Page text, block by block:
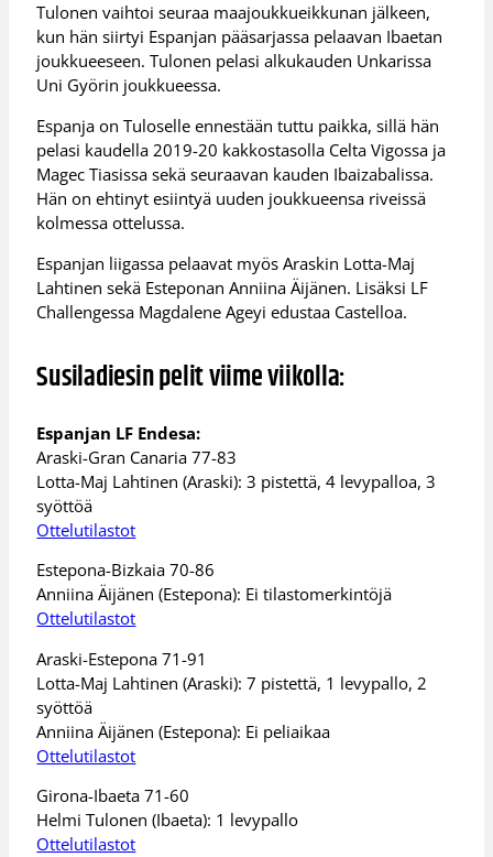
Tulonen vaihtoi seuraa maajoukkueikkunan jälkeen,
kun hän siirtyi Espanjan pääsarjassa pelaavan Ibaetan
joukkueeseen. Tulonen pelasi alkukauden Unkarissa
Uni Györin joukkueessa.
Espanja on Tuloselle ennestään tuttu paikka, sillä hän
pelasi kaudella 2019-20 kakkostasolla Celta Vigossa ja
Magec Tiasissa sekä seuraavan kauden Ibaizabalissa.
Hän on ehtinyt esiintyä uuden joukkueensa riveissä
kolmessa ottelussa.
Espanjan liigassa pelaavat myös Araskin Lotta-Maj
Lahtinen sekä Esteponan Anniina Äijänen. Lisäksi LF
Challengessa Magdalene Ageyi edustaa Castelloa.
Susiladiesin pelit viime viikolla:
Espanjan LF Endesa:
Araski-Gran Canaria 77-83
Lotta-Maj Lahtinen (Araski): 3 pistettä, 4 levypalloa, 3
syöttöä
Ottelutilastot
Estepona-Bizkaia 70-86
Anniina Äijänen (Estepona): Ei tilastomerkintöjä
Ottelutilastot
Araski-Estepona 71-91
Lotta-Maj Lahtinen (Araski): 7 pistettä, 1 levypallo, 2
syöttöä
Anniina Äijänen (Estepona): Ei peliaikaa
Ottelutilastot
Girona-Ibaeta 71-60
Helmi Tulonen (Ibaeta): 1 levypallo
Ottelutilastot